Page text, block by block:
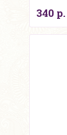
340 р.